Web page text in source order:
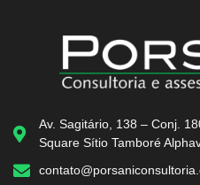
Av. Sagitário, 138 – Conj.
Square Sítio Tamboré